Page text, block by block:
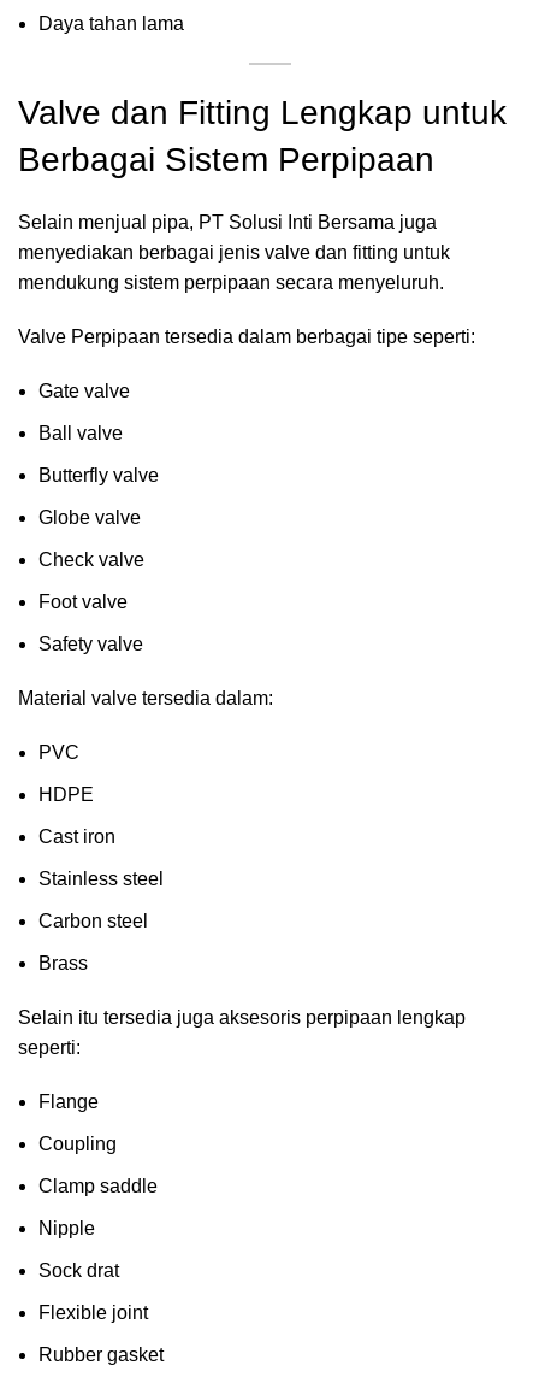
Daya tahan lama
Valve dan Fitting Lengkap untuk
Berbagai Sistem Perpipaan
Selain menjual pipa, PT Solusi Inti Bersama juga
menyediakan berbagai jenis valve dan fitting untuk
mendukung sistem perpipaan secara menyeluruh.
Valve Perpipaan tersedia dalam berbagai tipe seperti:
Gate valve
Ball valve
Butterfly valve
Globe valve
Check valve
Foot valve
Safety valve
Material valve tersedia dalam:
PVC
HDPE
Cast iron
Stainless steel
Carbon steel
Brass
Selain itu tersedia juga aksesoris perpipaan lengkap
seperti:
Flange
Coupling
Clamp saddle
Nipple
Sock drat
Flexible joint
Rubber gasket